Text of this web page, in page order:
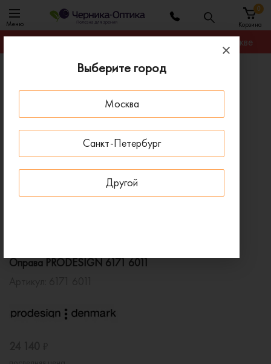
Выберите город
Москва
Санкт-Петербург
Другой
Меню Корзина
0
Гарантируем лучшую цену на любую оправу в Москве
Оправы для очков
Оправа PRODESIGN 6171 6011
Оправа PRODESIGN 6171 6011
ПОД ЗАКАЗ